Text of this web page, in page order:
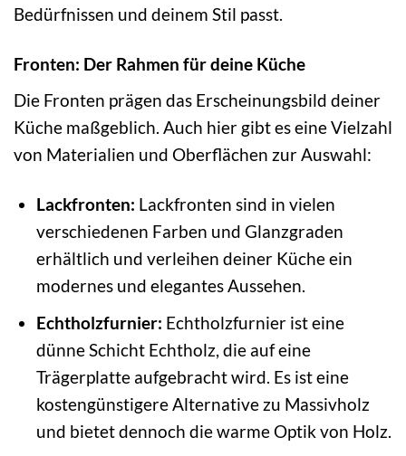
Bedürfnissen und deinem Stil passt.
Fronten: Der Rahmen für deine Küche
Die Fronten prägen das Erscheinungsbild deiner
Küche maßgeblich. Auch hier gibt es eine Vielzahl
von Materialien und Oberflächen zur Auswahl:
Lackfronten: Lackfronten sind in vielen
verschiedenen Farben und Glanzgraden
erhältlich und verleihen deiner Küche ein
modernes und elegantes Aussehen.
Echtholzfurnier: Echtholzfurnier ist eine
dünne Schicht Echtholz, die auf eine
Trägerplatte aufgebracht wird. Es ist eine
kostengünstigere Alternative zu Massivholz
und bietet dennoch die warme Optik von Holz.